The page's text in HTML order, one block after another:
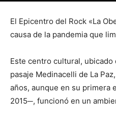
El Epicentro del Rock «La
causa de la pandemia que
Este centro cultural, ubicado
pasaje Medinacelli de La
años, aunque en su primera
2015─, funcionó en un